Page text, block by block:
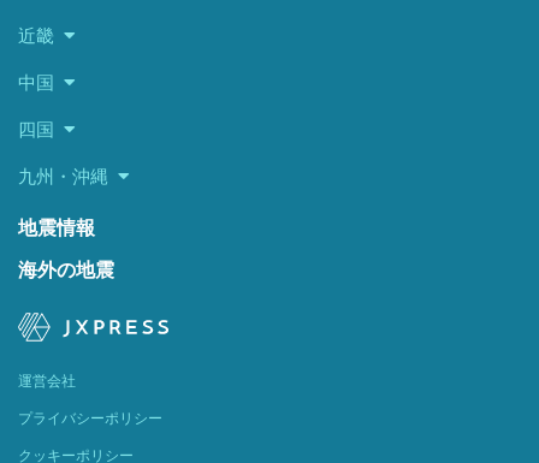
近畿
中国
四国
九州・沖縄
地震情報
海外の地震
運営会社
プライバシーポリシー
クッキーポリシー